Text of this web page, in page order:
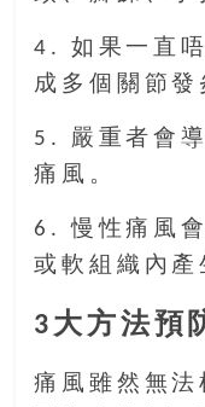
的
第
人
生。
4. 如果一直
成多個關節發
5. 嚴重者會
痛風。
6. 慢性痛風
或軟組織內產
3大方法預
痛風雖然無法